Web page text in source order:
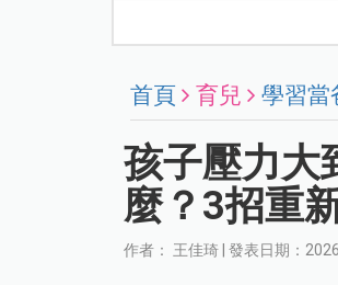
首頁 育兒 學習當
孩子壓力大
麼？3招重
作者： 王佳琦 | 發表日期：